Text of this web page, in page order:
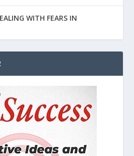
WITH FEARS IN